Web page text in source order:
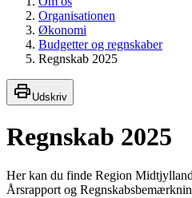
Organisationen
Økonomi
Budgetter og regnskaber
Regnskab 2025
Udskriv
Regnskab 2025
Her kan du finde Region
Årsrapport og